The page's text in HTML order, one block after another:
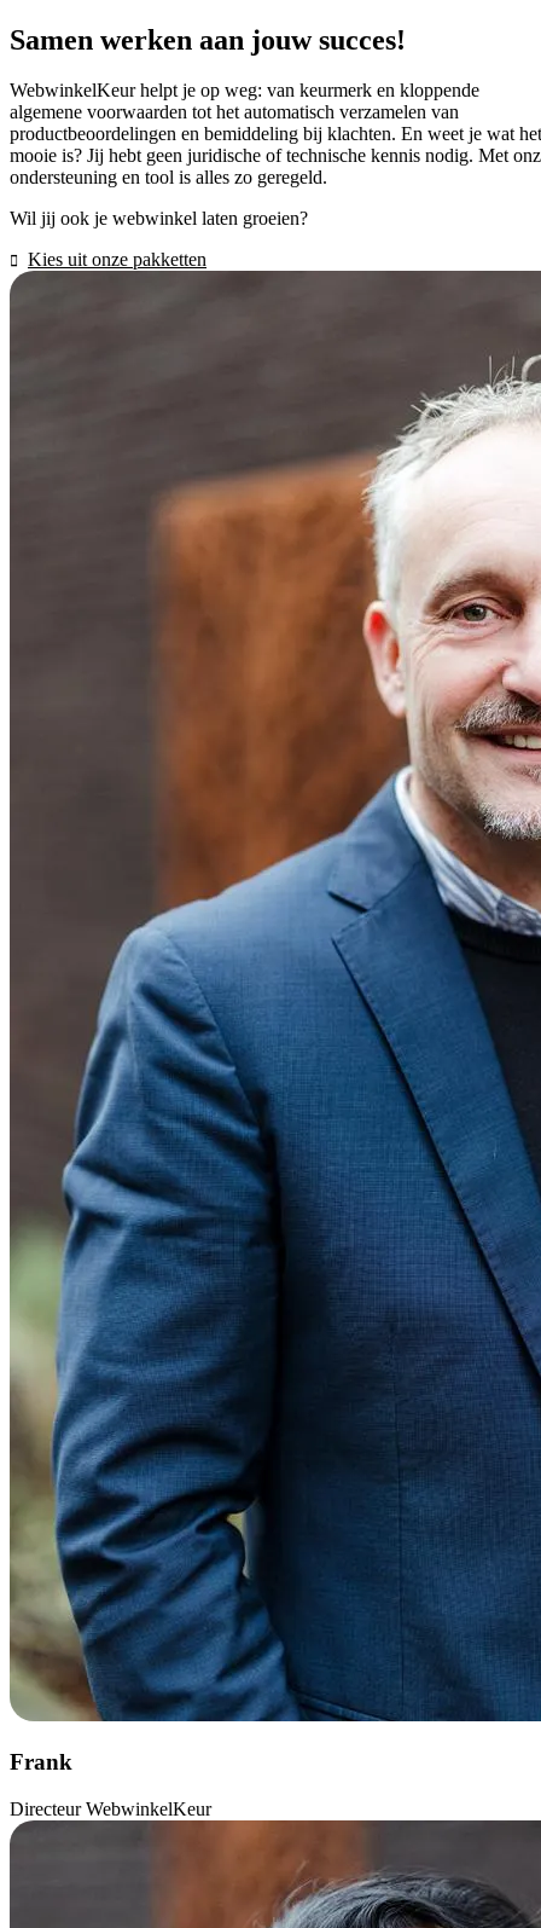
Samen werken aan jouw succes!
WebwinkelKeur helpt je op weg: van keurmerk en kloppende
algemene voorwaarden tot het automatisch verzamelen van
productbeoordelingen en bemiddeling bij klachten. En weet je wat het
mooie is? Jij hebt geen juridische of technische kennis nodig. Met
ondersteuning en tool is alles zo geregeld.
Wil jij ook je webwinkel laten groeien?
Kies uit onze pakketten
Frank
Directeur WebwinkelKeur